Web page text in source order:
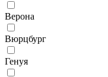
Верона
Вюрцбург
Генуя